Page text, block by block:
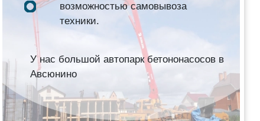
возможностью самовывоза
техники.
У нас большой автопарк бетононасосов в
Авсюнино